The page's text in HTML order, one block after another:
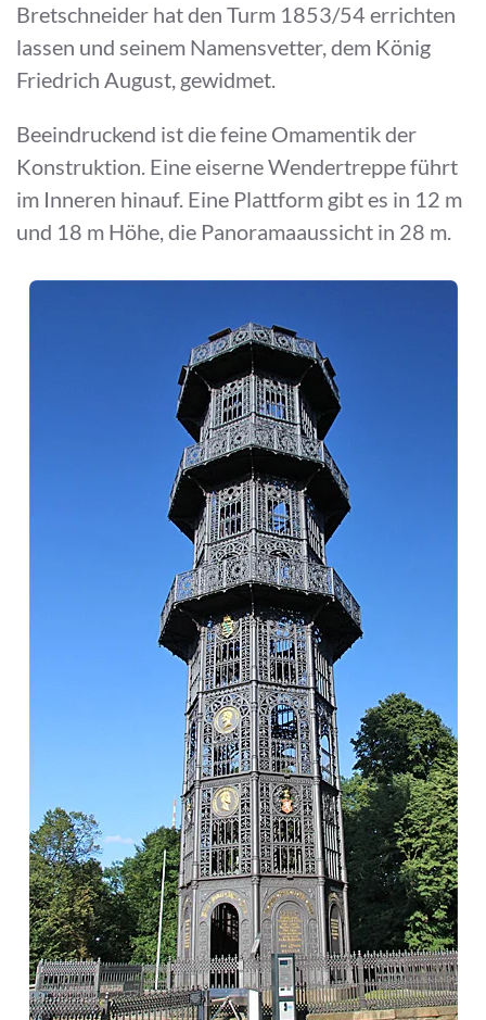
Bretschneider hat den Turm 1853/54 errichten
lassen und seinem Namensvetter, dem König
Friedrich August, gewidmet.
Beeindruckend ist die feine Omamentik der
Konstruktion. Eine eiserne Wendertreppe führt
im Inneren hinauf. Eine Plattform gibt es in 12 m
und 18 m Höhe, die Panoramaaussicht in 28 m.